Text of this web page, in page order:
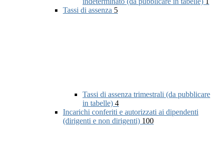
Tassi di assenza 5
Tassi di assenza trimestrali (da pubblicare
in tabelle) 4
Incarichi conferiti e autorizzati ai dipendenti
(dirigenti e non dirigenti) 100